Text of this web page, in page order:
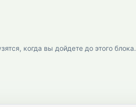
когда вы дойдете до этого блока.